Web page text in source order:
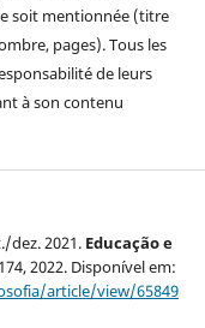
soit mentionnée (titre
pages). Tous les
de leurs
à son contenu
dez. 2021. Educação e
2022. Disponível em:
article/view/65849